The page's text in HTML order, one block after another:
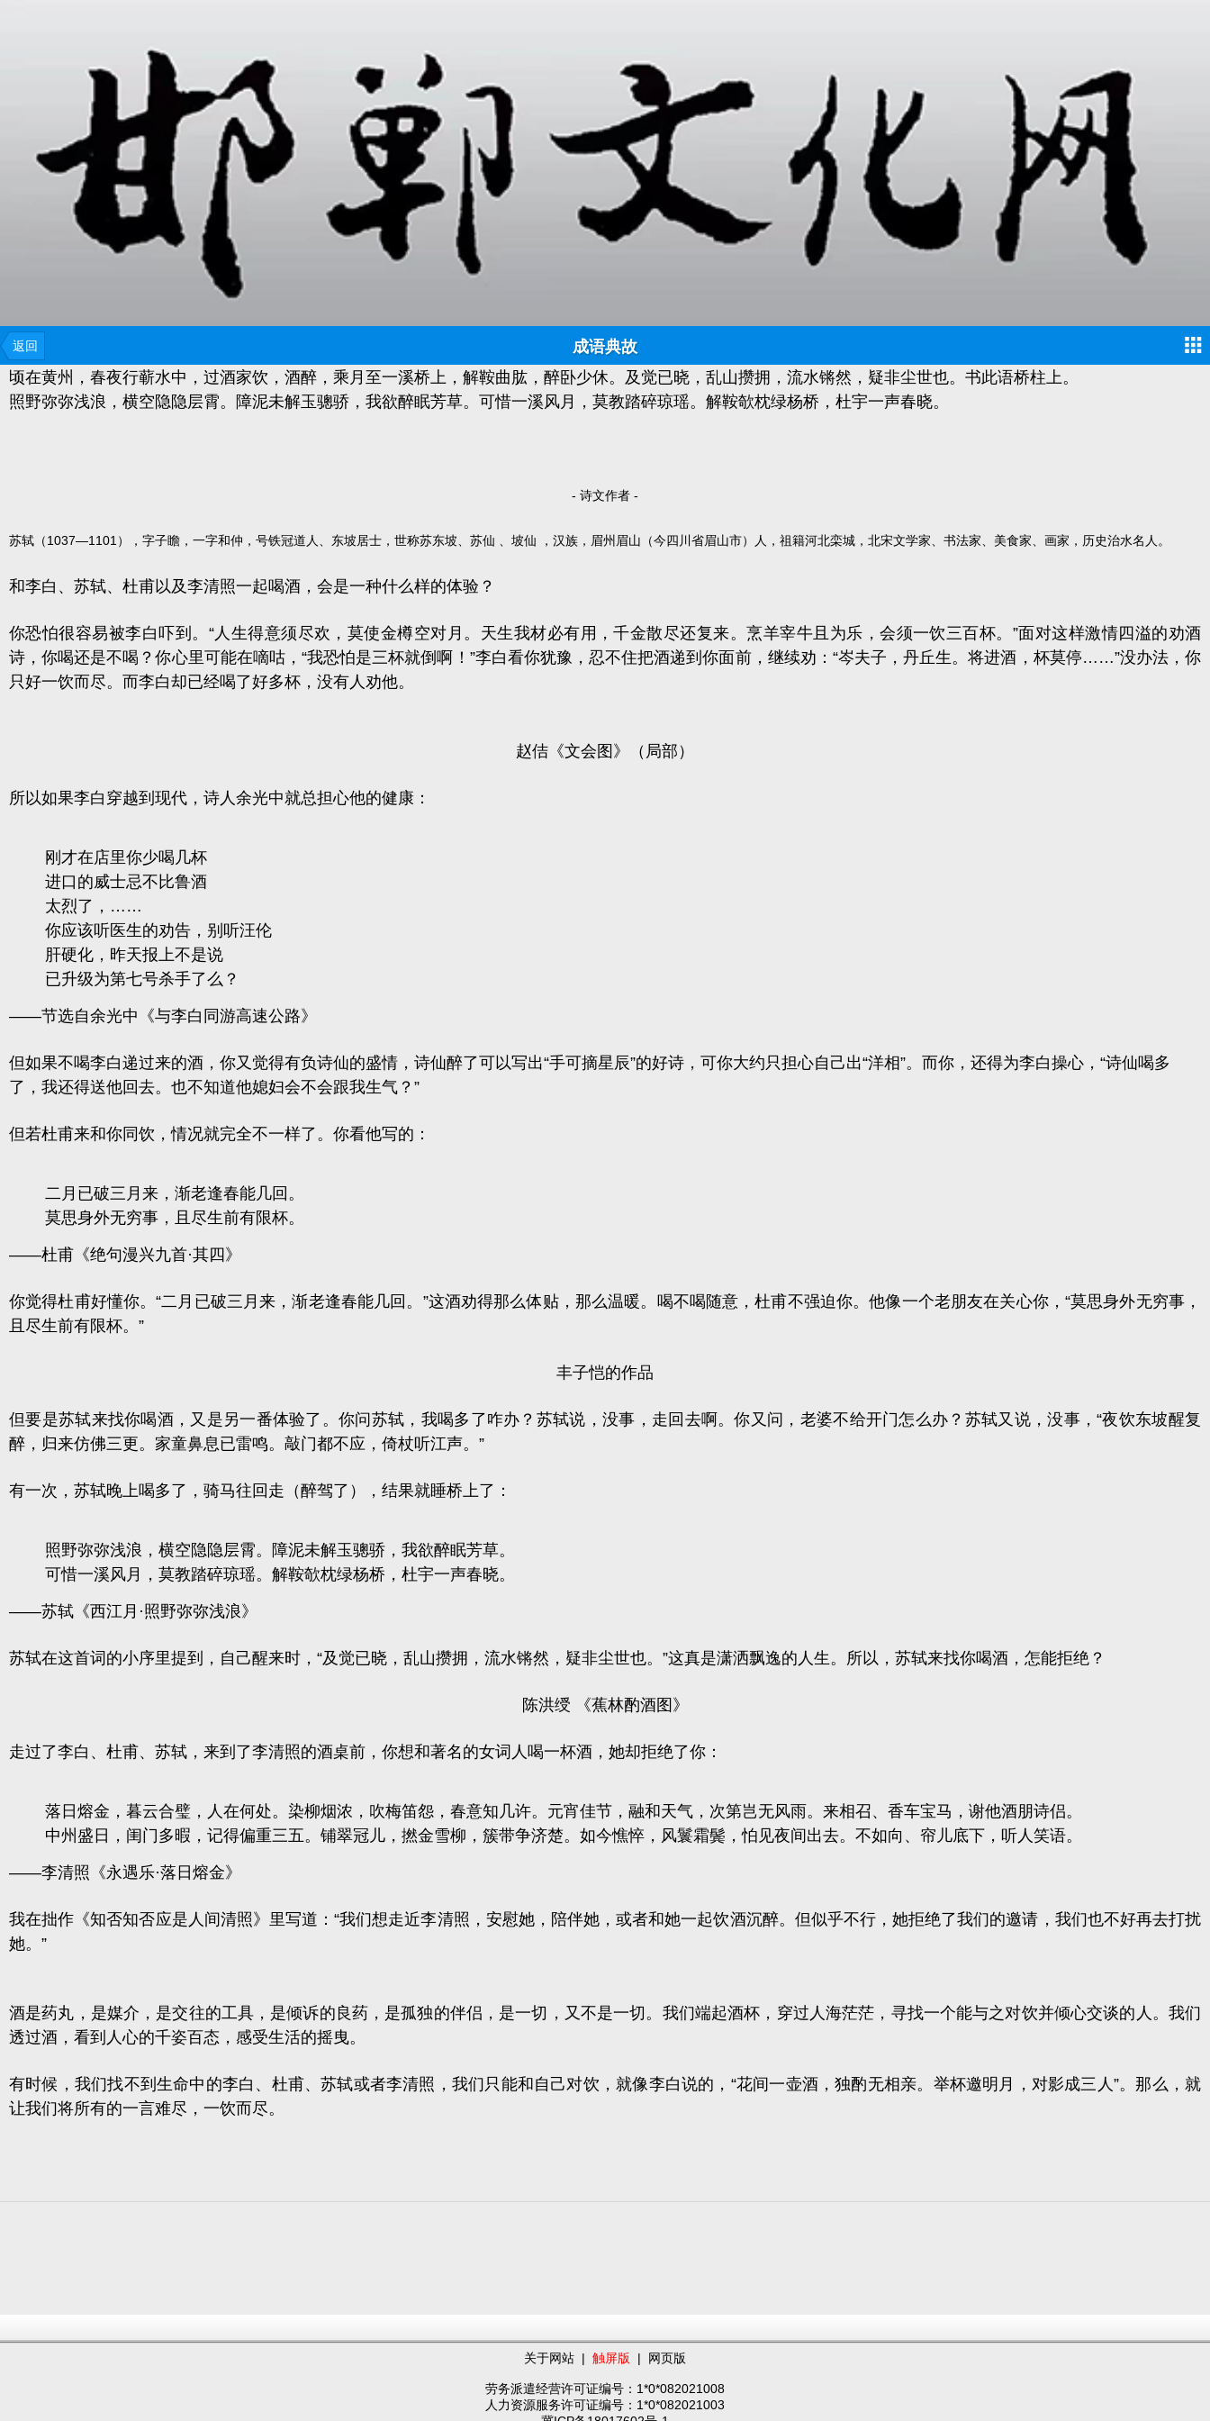
返回 成语典故
我有诗歌，你有酒吗
日期: 2025-05-22 16:53:35 点击:
来源：槛外小筑 作者：邯郸文化网
为你读诗：卫东
顷在黄州，春夜行蕲水中，过酒家饮，酒醉，乘月至一溪桥上，解鞍曲肱，醉卧少休。及觉已晓，乱山攒拥，流水锵然，疑非尘世也。书此语桥柱上。
照野弥弥浅浪，横空隐隐层霄。障泥未解玉骢骄，我欲醉眠芳草。 可惜一溪风月，莫教踏碎琼瑶。解鞍欹枕绿杨桥，杜宇一声春晓。
- 诗文作者 -
苏轼（1037—1101），字子瞻，一字和仲，号铁冠道人、东坡居士，世称苏东坡、苏仙 、坡仙 ，汉族，眉州眉山（今四川省眉山市）人，祖籍河北栾城，北宋文学家、书法家、美食家、画家，历史治水名人。
和李白、苏轼、杜甫以及李清照一起喝酒，会是一种什么样的体验？
你恐怕很容易被李白吓到。“人生得意须尽欢，莫使金樽空对月。天生我材必有用，千金散尽还复来。烹羊宰牛且为乐，会须一饮三百杯。 ”面对这样激情四溢的劝酒
诗，你喝还是不喝？你心里可能在嘀咕，“我恐怕是三杯就倒啊！”李白看你犹豫，忍不住把酒递到你面前，继续劝：“岑夫子 ，丹丘生。将进酒，杯莫停……”没办法，你
只好一饮而尽。而李白却已经喝了好多杯，没有人劝他。
赵佶《文会图 》（局部）
所以如果李白穿越到现代，诗人余光中就总担心他的健康：
刚才在店里你少喝几杯
进口的威士忌不比鲁酒
太烈了，……
你应该听医生的劝告，别听汪伦
肝硬化，昨天报上不是说
已升级为第七号杀手了么？
——节选自余光中《与李白同游高速公路》
但如果不喝李白递过来的酒，你又觉得有负诗仙的盛情，诗仙醉了可以写出“手可摘星辰”的好诗，可你大约只担心自己出“洋相”。而你，还得为李白操心，“诗仙喝多
了，我还得送他回去。也不知道他媳妇会不会跟我生气？”
但若杜甫来和你同饮，情况就完全不一样了。你看他写的：
二月已破三月来，渐老逢春能几回。
莫思身外无穷事，且尽生前有限杯。
——杜甫《绝句漫兴九首·其四》
你觉得杜甫好懂你。“二月已破三月来，渐老逢春能几回 。”这酒劝得那么体贴，那么温暖。喝不喝随意，杜甫不强迫你。他像一个老朋友在关心你， “莫思身外无穷事，
且尽生前有限杯。”
丰子恺的作品
但要是苏轼来找你喝酒，又是另一番体验了。你问苏轼，我喝多了咋办？苏轼说，没事，走回去啊。你又问，老婆不给开门怎么办？苏轼又说，没事，“夜饮东坡醒复
醉，归来仿佛三更。家童鼻息已雷鸣。敲门都不应，倚杖听江声。”
有一次，苏轼晚上喝多了，骑马往回走（醉驾了），结果就睡桥上了：
照野弥弥浅浪，横空隐隐层霄。障泥未解玉骢骄，我欲醉眠芳草。
可惜一溪风月，莫教踏碎琼瑶。解鞍欹枕绿杨桥，杜宇一声春晓。
——苏轼 《西江月·照野弥弥浅浪》
苏轼在这首词的小序里提到，自己醒来时，“及觉已晓，乱山攒拥，流水锵然，疑非尘世也。 ”这真是潇洒飘逸的人生。所以，苏轼来找你喝酒，怎能拒绝？
陈洪绶 《蕉林酌酒图》
走过了李白、杜甫、苏轼，来到了李清照的酒桌前，你想和著名的女词人喝一杯酒，她却拒绝了你：
落日熔金，暮云合璧，人在何处。染柳烟浓，吹梅笛怨，春意知几许。元宵佳节，融和天气，次第岂无风雨。来相召、香车宝马，谢他酒朋诗侣。
中州盛日，闺门多暇，记得偏重三五。铺翠冠儿，撚金雪柳，簇带争济楚。如今憔悴，风鬟霜鬓，怕见夜间出去。不如向、帘儿底下，听人笑语。
——李清照《永遇乐·落日熔金》
我在拙作 《知否知否应是人间清照》 里写道：“我们想走近李清照，安慰她，陪伴她，或者和她一起饮酒沉醉。但似乎不行，她拒绝了我们的邀请，我们也不好再去打扰
她。”
酒是药丸，是媒介，是交往的工具，是倾诉的良药，是孤独的伴侣，是一切，又不是一切。我们端起酒杯，穿过人海茫茫，寻找一个能与之对饮并倾心交谈的人。我们
透过酒，看到人心的千姿百态，感受生活的摇曳。
有时候，我们找不到生命中的李白、杜甫、苏轼或者李清照，我们只能和自己对饮，就像李白说的，“花间一壶酒，独酌无相亲。举杯邀明月，对影成三人”。那么，就
让我们将所有的一言难尽，一饮而尽。
关于网站 | 触屏版 | 网页版
劳务派遣经营许可证编号：1*0*082021008
人力资源服务许可证编号：1*0*082021003